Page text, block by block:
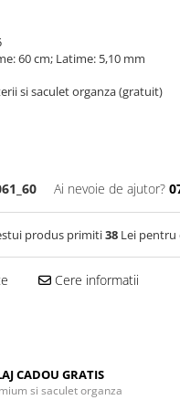
60 cm; Latime: 5,10 mm
si saculet organza (gratuit)
Ai nevoie de ajutor?
produs primiti38 Lei pentru
Cere informatii
CADOU GRATIS
si saculet organza